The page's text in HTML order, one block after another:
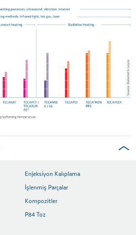
Enjeksiyon Kalıplama
İşlenmiş Parçalar
Kompozitler
P84 Toz